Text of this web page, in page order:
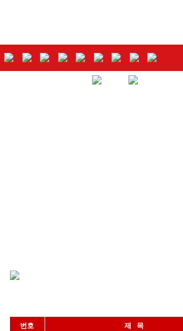
번호 제 목